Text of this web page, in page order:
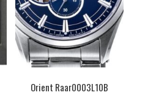
Orient Raar0003L10B